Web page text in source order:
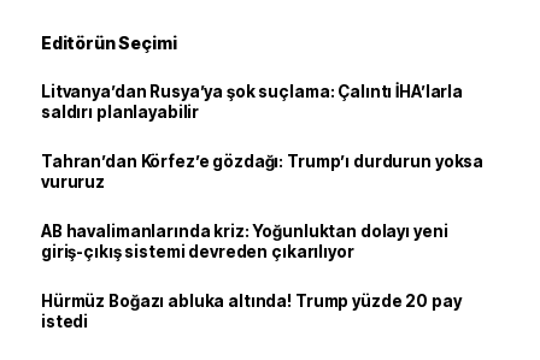
Editörün Seçimi
Litvanya’dan Rusya’ya şok suçlama: Çalıntı İHA’larla
saldırı planlayabilir
Tahran’dan Körfez’e gözdağı: Trump’ı durdurun yoksa
vururuz
AB havalimanlarında kriz: Yoğunluktan dolayı yeni
giriş-çıkış sistemi devreden çıkarılıyor
Hürmüz Boğazı abluka altında! Trump yüzde 20 pay
istedi